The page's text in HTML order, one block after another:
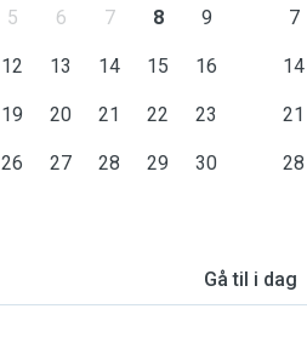
5 6 7 8 9
12 13 14 15 16
19 20 21 22 23
26 27 28 29 30
7
14
21
28
Gå til i dag